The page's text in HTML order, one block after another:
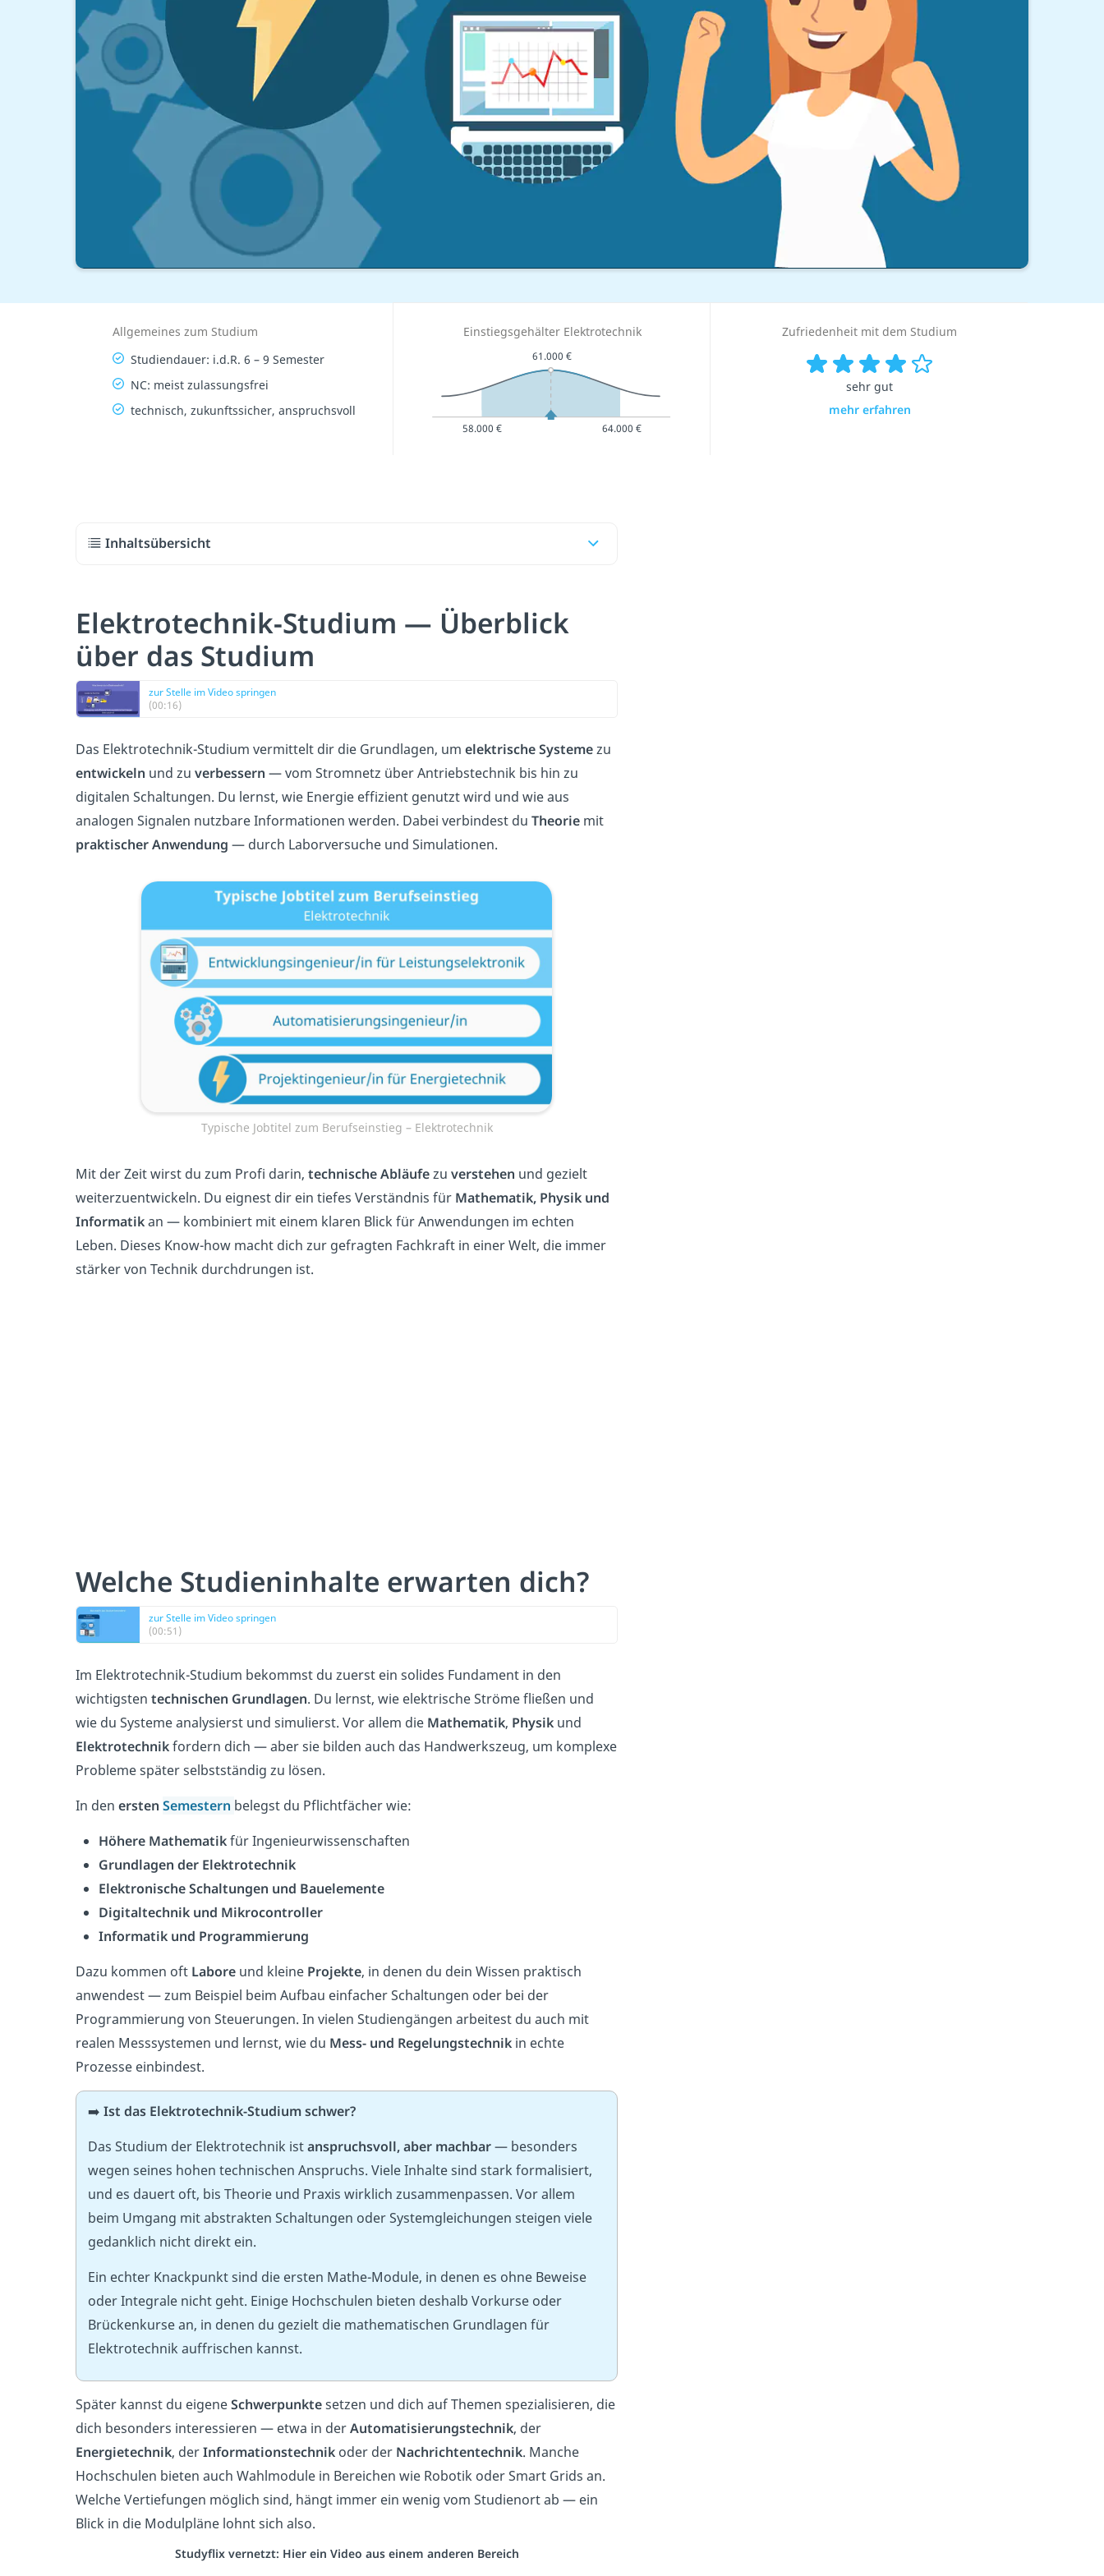
Allgemeines zum Studium
Studiendauer: i.d.R. 6 – 9 Semester
NC: meist zulassungsfrei
technisch, zukunftssicher, anspruchsvoll
Einstiegsgehälter Elektrotechnik
58.000 €
61.000 €
64.000 €
Zufriedenheit mit dem Studium
sehr gut
mehr erfahren
Inhaltsübersicht
Elektrotechnik-Studium — Überblick
über das Studium
zur Stelle im Video springen
(00:16)
Das Elektrotechnik-Studium vermittelt dir die Grundlagen, um elektrische Systemezu
entwickeln und zu verbessern — vom Stromnetz über Antriebstechnik bis hin zu
digitalen Schaltungen. Du lernst, wie Energie effizient genutzt wird und wie aus
analogen Signalen nutzbare Informationen werden. Dabei verbindest du Theorie mit
praktischer Anwendung — durch Laborversuche und Simulationen.
Typische Jobtitel zum Berufseinstieg – Elektrotechnik
Mit der Zeit wirst du zum Profi darin, technische Abläufezu verstehen und gezielt
weiterzuentwickeln. Du eignest dir ein tiefes Verständnis für Mathematik, Physik und
Informatikan — kombiniert mit einem klaren Blick für Anwendungen im echten
Leben. Dieses Know-how macht dich zur gefragten Fachkraft in einer Welt, die immer
stärker von Technik durchdrungen ist.
Welche Studieninhalte erwarten dich?
zur Stelle im Video springen
(00:51)
Im Elektrotechnik-Studium bekommst du zuerst ein solides Fundament in den
wichtigsten technischen Grundlagen. Du lernst, wie elektrische Ströme fließen und
wie du Systeme analysierst und simulierst. Vor allem die Mathematik, Physik und
Elektrotechnikfordern dich — aber sie bilden auch das Handwerkszeug, um komplexe
Probleme später selbstständig zu lösen.
In den ersten Semestern belegst du Pflichtfächer wie:
Höhere Mathematikfür Ingenieurwissenschaften
Grundlagen der Elektrotechnik
Elektronische Schaltungen und Bauelemente
Digitaltechnik und Mikrocontroller
Informatik und Programmierung
Dazu kommen oft Labore und kleine Projekte, in denen du dein Wissen praktisch
anwendest — zum Beispiel beim Aufbau einfacher Schaltungen oder bei der
Programmierung von Steuerungen. In vielen Studiengängen arbeitest du auch mit
realen Messsystemen und lernst, wie du Mess- und Regelungstechnik in echte
Prozesse einbindest.
➡️ Ist das Elektrotechnik-Studium schwer?
Das Studium der Elektrotechnik istanspruchsvoll, aber machbar— besonders
wegen seines hohen technischen Anspruchs. Viele Inhalte sind stark formalisiert,
und es dauert oft, bis Theorie und Praxis wirklich zusammenpassen. Vor allem
beim Umgang mit abstrakten Schaltungen oder Systemgleichungen steigen viele
gedanklich nicht direkt ein.
Ein echter Knackpunkt sind die ersten Mathe-Module, in denen es ohne Beweise
oder Integrale nicht geht. Einige Hochschulen bieten deshalb Vorkurse oder
Brückenkurse an, in denen du gezielt die mathematischen Grundlagen für
Elektrotechnik auffrischen kannst.
Später kannst du eigeneSchwerpunktesetzen und dich auf Themen spezialisieren, die
dich besonders interessieren — etwa in derAutomatisierungstechnik, der
Energietechnik, derInformationstechnik oder der Nachrichtentechnik. Manche
Hochschulen bieten auch Wahlmodule in Bereichen wie Robotik oder Smart Grids an.
Welche Vertiefungen möglich sind, hängt immer ein wenig vom Studienort ab — ein
Blick in die Modulpläne lohnt sich also.
Studyflix vernetzt: Hier ein Video aus einem anderen Bereich